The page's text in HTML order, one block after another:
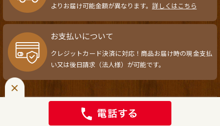
よりお届け可能金額が異なります。 詳しくはこちら
お支払いについて
クレジットカード決済に対応！商品お届け時の現金支払
い又は後日請求（法人様）が可能です。
キッチンひまわり. All Rights Reserved.